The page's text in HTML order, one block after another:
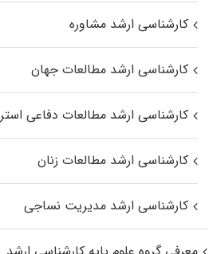
کارشناسی ارشد مشاوره
کارشناسی ارشد مطالعات جهان
کارشناسی ارشد مطالعات دفاعی
کارشناسی ارشد مطالعات زنان
کارشناسی ارشد مدیریت نساجی